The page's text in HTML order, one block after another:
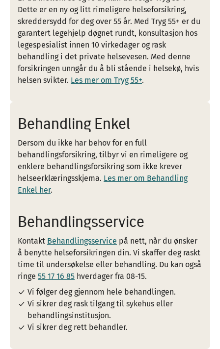
Dette er en ny og litt rimeligere helseforsikring,
skreddersydd for deg over 55 år. Med Tryg 55+ er du
garantert legehjelp døgnet rundt, konsultasjon hos
legespesialist innen 10 virkedager og rask
behandling i det private helsevesen. Med denne
forsikringen unngår du å bli stående i helsekø, hvis
helsen svikter. Les mer om Tryg 55+.
Behandling Enkel
Dersom du ikke har behov for en full
behandlingsforsikring, tilbyr vi en rimeligere og
enklere behandlingsforsikring som ikke krever
helseerklæringsskjema. Les mer om Behandling
Enkel her.
Behandlingsservice
Kontakt Behandlingsservice på nett, når du ønsker
å benytte helseforsikringen din. Vi skaffer deg raskt
time til undersøkelse eller behandling. Du kan også
ringe 55 17 16 85 hverdager fra 08-15.
Vi følger deg gjennom hele behandlingen.
Vi sikrer deg rask tilgang til sykehus eller
behandlingsinstitusjon.
Vi sikrer deg rett behandler.